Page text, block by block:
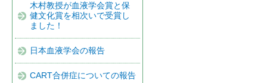
木村教授が血液学会賞と保
健文化賞を相次いで受賞し
ました！
日本血液学会の報告
CART合併症についての報告